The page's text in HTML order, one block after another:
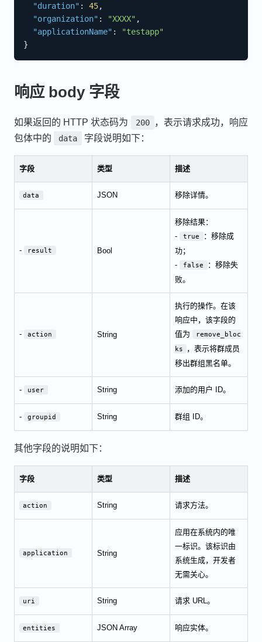
"duration" : 45,
"organization" : "XXXX" ,
"applicationName" :
"testapp"
}
响应 body 字段
如果返回的 HTTP 状态码为 200
，表示请求成功，响应
包体中的
data 字段说明如下：
字段 类型 描述
data JSON 移除详情。
- result Bool
移除结果：
-
true
：移除成
功；
-
false
：移除失
败。
- action String
执行的操作。在该
响应中，该字段的
值为
remove_bloc
ks
，表示将群成员
移出群组黑名单。
- user String 添加的用户 ID。
- groupid String 群组 ID。
其他字段的说明如下：
字段 类型 描述
action String 请求方法。
application String
应用在系统内的唯
一标识。该标识由
系统生成，开发者
无需关心。
uri String 请求 URL。
entities JSON Array 响应实体。